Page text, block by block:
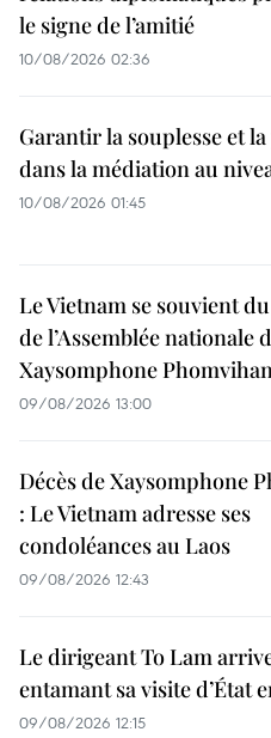
le signe de l’amitié
10/08/2026 02:36
Garantir la souplesse et
dans la médiation au
10/08/2026 01:45
Le Vietnam se souvient
de l’Assemblée nationale
Xaysomphone
09/08/2026 13:00
Décès de Xaysomphone
: Le Vietnam adresse ses
condoléances au Laos
09/08/2026 12:43
Le dirigeant To Lam
entamant sa visite d’État
09/08/2026 12:15